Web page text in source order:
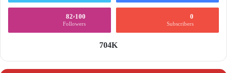
0
Subscribers
82٬100
Followers
704K